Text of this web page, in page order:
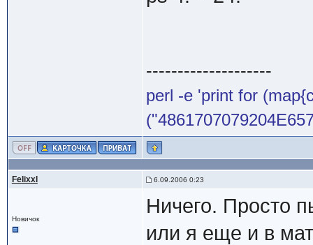
--------------------
perl -e 'print for
Felixxl 6.09.2006 0:23
Новичок
Ничего. Просто
или я еще и в